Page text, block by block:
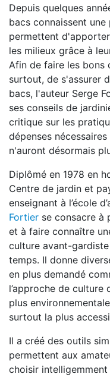
Depuis quelques
bacs connaissent
permettent
les milieux grâce à
Afin de faire les bons
surtout, de s'assurer
bacs, l'auteur Serge
ses conseils de
critique sur les
dépenses
n'auront désormais
Diplômé en 1978 en
Centre de jardin et
enseignant à l’école
Fortier se consacre à
et à faire connaître
culture avant-
temps. Il donne
en plus demandé
l’approche de culture
plus
surtout la plus
Il a créé des outils
permettent aux
choisir